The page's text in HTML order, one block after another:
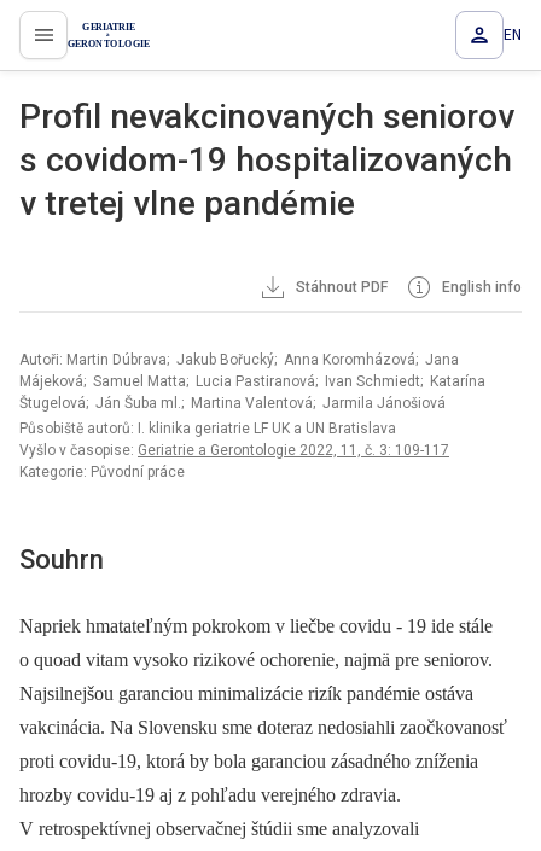
proLékaře.cz EN
Profil nevakcinovaných seniorov
s covidom-19 hospitalizovaných
v tretej vlne pandémie
Stáhnout PDF English info
Autoři: Martin Dúbrava; Jakub Bořucký; Anna Koromházová; Jana
Májeková; Samuel Matta; Lucia Pastiranová; Ivan Schmiedt; Katarína
Štugelová; Ján Šuba ml.; Martina Valentová; Jarmila Jánošiová
Působiště autorů: I. klinika geriatrie LF UK a UN Bratislava
Vyšlo v časopise: Geriatrie a Gerontologie 2022, 11, č. 3: 109-117
Kategorie: Původní práce
Souhrn
Napriek hmatateľným pokrokom v liečbe covidu -⁠ 19 ide stále
o quoad vitam vysoko rizikové ochorenie, najmä pre seniorov.
Najsilnejšou garanciou minimalizácie rizík pandémie ostáva
vakcinácia. Na Slovensku sme doteraz nedosiahli zaočkovanosť
proti covidu-19, ktorá by bola garanciou zásadného zníženia
hrozby covidu-19 aj z pohľadu verejného zdravia.
V retrospektívnej observačnej štúdii sme analyzovali